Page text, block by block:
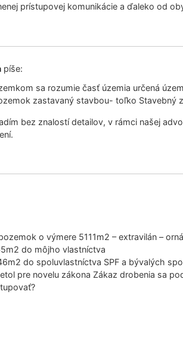
prístupovej komunikácie a ďaleko od
píše:
sa rozumie časť územia určená
zastavaný stavbou- toľko Stavebný
bez znalostí detailov, v rámci našej
o výmere 5111m2 – extravilán –
do môjho vlastníctva
do spoluvlastníctva SPF a bývalých
pre novelu zákona Zákaz drobenia sa